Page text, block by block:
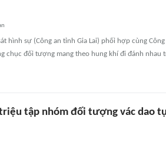
hình sự (Công an tỉnh Gia Lai) phối hợp cùng
chục đối tượng mang theo hung khí đi đánh
triệu tập nhóm đối tượng vác dao